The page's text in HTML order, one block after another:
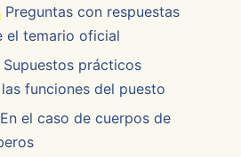
Preguntas con respuestas
el temario oficial
Supuestos prácticos
funciones del puesto
En el caso de cuerpos de